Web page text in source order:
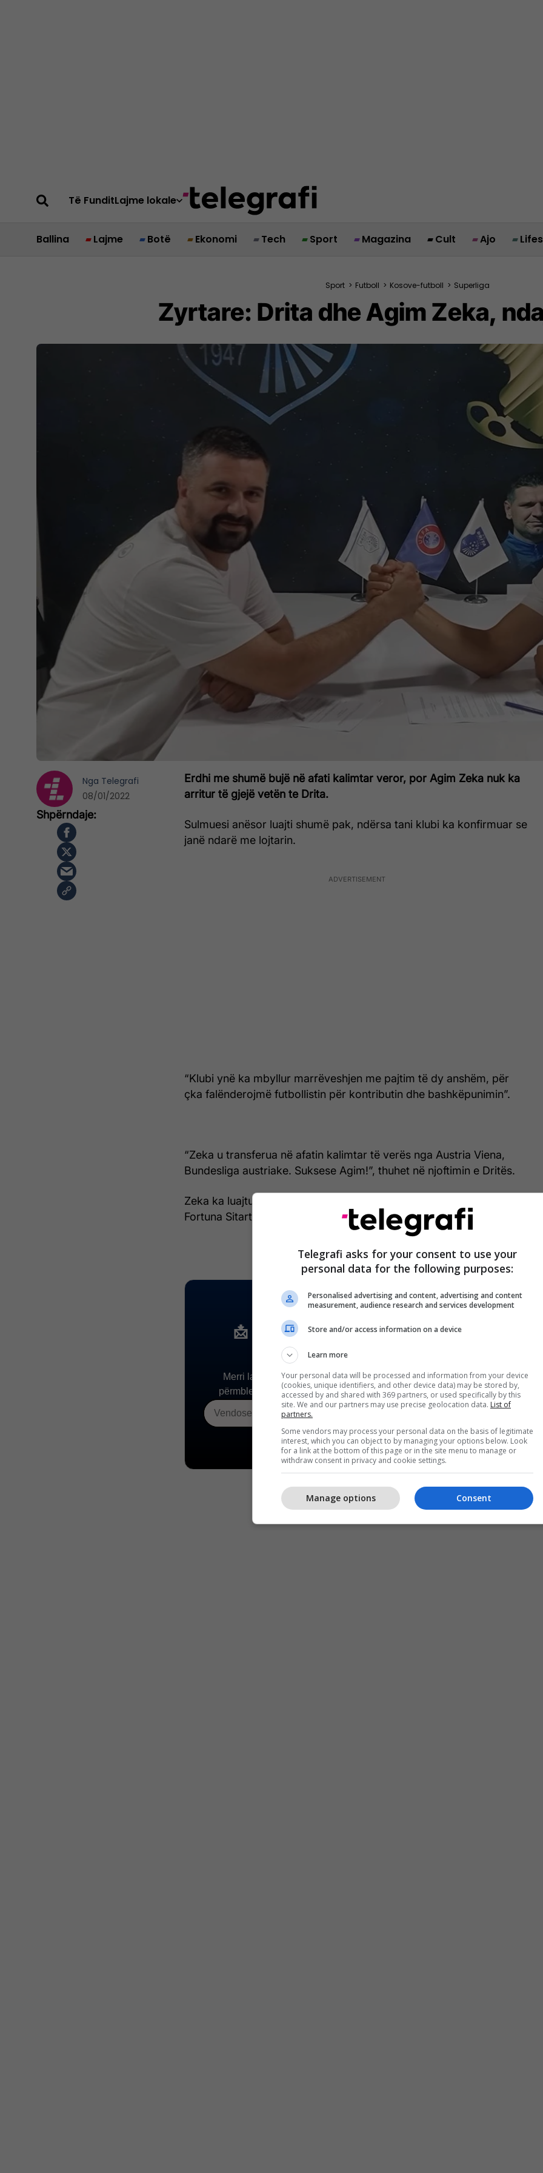
Të FunditLajme lokale
Ballina Lajme Botë Ekonomi Tech Sport Magazina Cult Ajo
Sport > Futboll > Kosove-futboll > Superliga
Zyrtare: Drita dhe Agim Zeka,
Erdhi me shumë bujë në afati kalimtar veror, por Agim Zeka nuk ka
arritur të gjejë vetën te Drita.
Sulmuesi anësor luajti shumë pak, ndërsa tani klubi ka konfirmuar se
janë ndarë me lojtarin.
“Klubi ynë ka mbyllur marrëveshjen me pajtim të dy anshëm, për
çka falënderojmë futbollistin për kontributin dhe bashkëpunimin”.
“Zeka u transferua në afatin kalimtar të verës nga Austria Viena,
Bundesliga austriake. Suksese Agim!”, thuhet në njoftimin e Dritës.
Zeka ka luajtur për klube si Skënderbeu, Lille, Varzim, Leixoes,
Fortuna Sitartd, Mouscron dhe Austria e Vjenës. /Telegrafi
Nga Telegrafi
08/01/2022
Telegrafi asks for your consent to use your
personal data for the following purposes:
Personalised advertising and content, advertising and content
measurement, audience research and services development
Store and/or access information on a device
Learn more
Your personal data will be processed and information from your device
(cookies, unique identifiers, and other device data) may be stored by,
accessed by and shared with 369 partners, or used specifically by this
site. We and our partners may use precise geolocation data. List of
partners.
Some vendors may process your personal data on the basis of legitimate
interest, which you can object to by managing your options below. Look
for a link at the bottom of this page or in the site menu to manage or
withdraw consent in privacy and cookie settings.
Consent
Manage options